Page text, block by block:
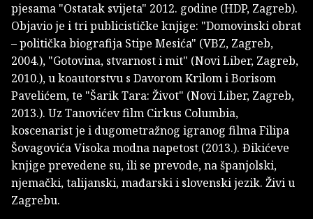
pjesama "Ostatak svijeta" 2012. godine (HDP, Zagreb).
Objavio je i tri publicističke knjige: "Domovinski obrat
– politička biografija Stipe Mesića" (VBZ, Zagreb,
2004.), "Gotovina, stvarnost i mit" (Novi Liber, Zagreb,
2010.), u koautorstvu s Davorom Krilom i Borisom
Pavelićem, te "Šarik Tara: Život" (Novi Liber, Zagreb,
2013.). Uz Tanovićev film Cirkus Columbia,
koscenarist je i dugometražnog igranog filma Filipa
Šovagovića Visoka modna napetost (2013.). Đikićeve
knjige prevedene su, ili se prevode, na španjolski,
njemački, talijanski, mađarski i slovenski jezik. Živi u
Zagrebu.